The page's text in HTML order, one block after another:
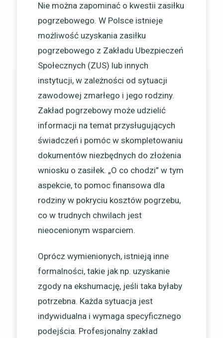
Nie można zapominać o kwestii zasiłku
pogrzebowego. W Polsce istnieje
możliwość uzyskania zasiłku
pogrzebowego z Zakładu Ubezpieczeń
Społecznych (ZUS) lub innych
instytucji, w zależności od sytuacji
zawodowej zmarłego i jego rodziny.
Zakład pogrzebowy może udzielić
informacji na temat przysługujących
świadczeń i pomóc w skompletowaniu
dokumentów niezbędnych do złożenia
wniosku o zasiłek. „O co chodzi” w tym
aspekcie, to pomoc finansowa dla
rodziny w pokryciu kosztów pogrzebu,
co w trudnych chwilach jest
nieocenionym wsparciem.
Oprócz wymienionych, istnieją inne
formalności, takie jak np. uzyskanie
zgody na ekshumację, jeśli taka byłaby
potrzebna. Każda sytuacja jest
indywidualna i wymaga specyficznego
podejścia. Profesjonalny zakład